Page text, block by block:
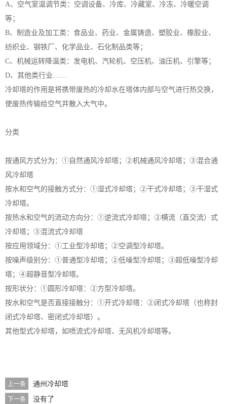
A、空气室温调节类：空调设备、冷库、冷藏室、冷冻、冷暖空调
等；
B、制造业及加工类：食品业、药业、金属铸造、塑胶业、橡胶业、
纺织业、钢铁厂、化学品业、石化制品类等；
C、机械运转降温类：发电机、汽轮机、空压机、油压机、引擎等；
D、其他类行业……
冷却塔的作用是将携带废热的冷却水在塔体内部与空气进行热交换，
使废热传输给空气并散入大气中。
分类
按通风方式分为：①自然通风冷却塔；②机械通风冷却塔；③混合通
风冷却塔
按水和空气的接触方式分：①湿式冷却塔；②干式冷却塔；③干湿式
冷却塔。
按热水和空气的流动方向分：①逆流式冷却塔；②横流（直交流）式
冷却塔；③混流式冷却塔
按应用领域分：①工业型冷却塔；②空调型冷却塔。
按噪声级别分：①普通型冷却塔；②低噪型冷却塔；③超低噪型冷却
塔；④超静音型冷却塔。
按形状分：①圆形冷却塔：②方型冷却塔。
按水和空气是否直接接触分：①开式冷却塔：②闭式冷却塔（也称封
闭式冷却塔、密闭式冷却塔）。
其他型式冷却塔，如喷流式冷却塔、无风机冷却塔等。
上一条 通州冷却塔
下一条 没有了